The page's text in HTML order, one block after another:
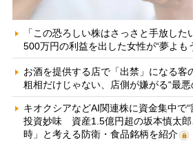
「この恐ろしい株はさっさと手放し
500万円の利益を出した女性が“夢よも
お酒を提供する店で「出禁」になる
粗相だけじゃない、店側が嫌がる“最悪
キオクシアなどAI関連株に資金集中で
投資妙味 資産1.5億円超の坂本慎太郎
時」と考える防衛・食品銘柄を紹介